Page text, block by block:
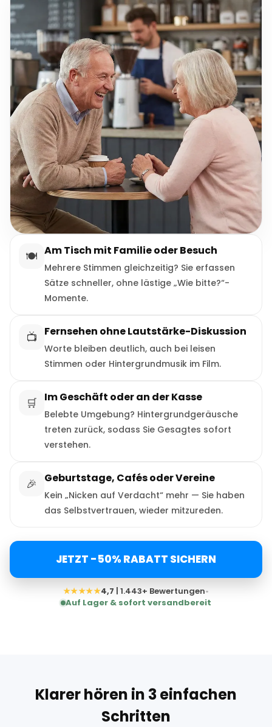
🍽️ Am Tisch mit Familie oder Besuch
Mehrere Stimmen gleichzeitig? Sie erfassen
Sätze schneller, ohne lästige „Wie bitte?“-
Momente.
📺 Fernsehen ohne Lautstärke-Diskussion
Worte bleiben deutlich, auch bei leisen
Stimmen oder Hintergrundmusik im Film.
🛒 Im Geschäft oder an der Kasse
Belebte Umgebung? Hintergrundgeräusche
treten zurück, sodass Sie Gesagtes sofort
verstehen.
🎉 Geburtstage, Cafés oder Vereine
Kein „Nicken auf Verdacht“ mehr — Sie haben
das Selbstvertrauen, wieder mitzureden.
JETZT -50% RABATT SICHERN
★★★★★4,7 | 1.443+ Bewertungen•
Auf Lager & sofort versandbereit
Klarer hören in 3 einfachen
Schritten